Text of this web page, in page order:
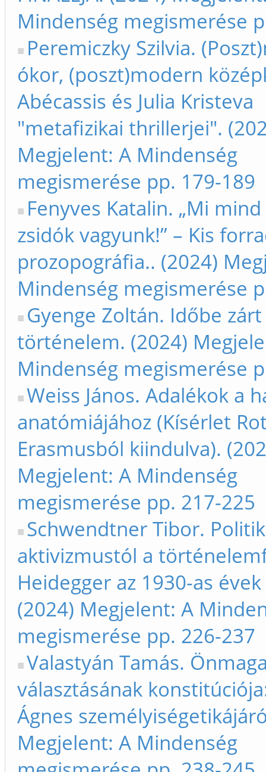
Mindenség megismerése
Peremiczky Szilvia.
ókor, (poszt)modern
Abécassis és Julia Kristeva
"metafizikai thrillerjei".
Megjelent: A Mindenség
megismerése pp. 179-189
Fenyves Katalin. „Mi
zsidók vagyunk!” – Kis
prozopográfia.. (2024)
Mindenség megismerése
Gyenge Zoltán. Időbe zárt
történelem. (2024)
Mindenség megismerése
Weiss János. Adalékok a
anatómiájához (Kísérlet
Erasmusból kiindulva).
Megjelent: A Mindenség
megismerése pp. 217-225
Schwendtner Tibor.
aktivizmustól a
Heidegger az 1930-as
(2024) Megjelent: A
megismerése pp. 226-237
Valastyán Tamás.
választásának
Ágnes
Megjelent: A Mindenség